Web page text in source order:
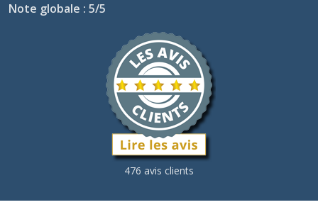
Note globale : 5/5
476 avis clients